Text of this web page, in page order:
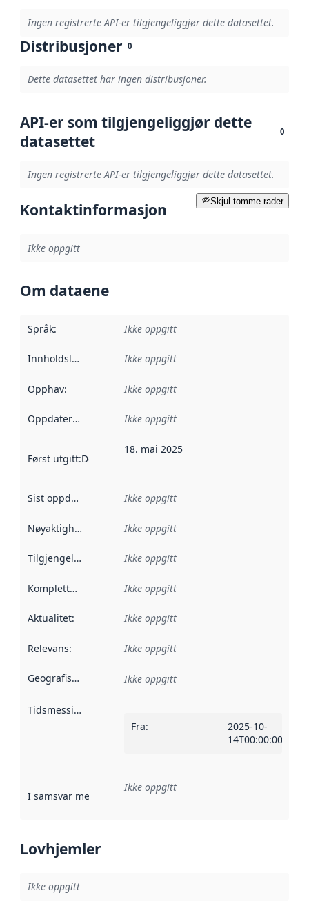
Ingen registrerte API-er tilgjengeliggjør dette datasettet.
Distribusjoner 0
Dette datasettet har ingen distribusjoner.
API-er som tilgjengeliggjør dette
datasettet
0
Ingen registrerte API-er tilgjengeliggjør dette datasettet.
Skjul tomme rader
Kontaktinformasjon
Ikke oppgitt
Om dataene
Språk: Ikke oppgitt
Innholdsleverandører :
Ikke oppgitt
Opphav: Ikke oppgitt
Oppdateringsfrekvens :
Ikke oppgitt
Først utgitt:Denne datoen sier når dataene i dette
18. mai 2025
Sist oppdatert Ikke oppgitt
Nøyaktighet Ikke oppgitt
Tilgjengelighet Ikke oppgitt
Kompletthet Ikke oppgitt
Aktualitet: Ikke oppgitt
Relevans: Ikke oppgitt
Geografisk avgrensning :
Ikke oppgitt
Tidsmessig avgrensning
Fra:
2025-10-
14T00:00:00Z
I samsvar med Referanse til en implementasjonsregel
Ikke oppgitt
Lovhjemler
Ikke oppgitt